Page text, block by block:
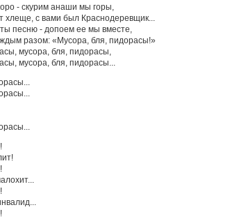
- скурим анаши мы горы,
хлеще, с вами был Краснодеревщик...
песню - допоем ее мы вместе,
разом: «Мусора, бля, пидорасы!»
мусора, бля, пидорасы,
мусора, бля, пидорасы...